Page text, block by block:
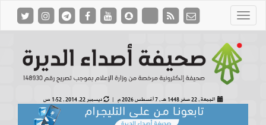
الجمعة , 22 صفر 1448 هـ , 7 أغسطس 2026 م | ديسمبر 22, 2014 , 1:52 ص